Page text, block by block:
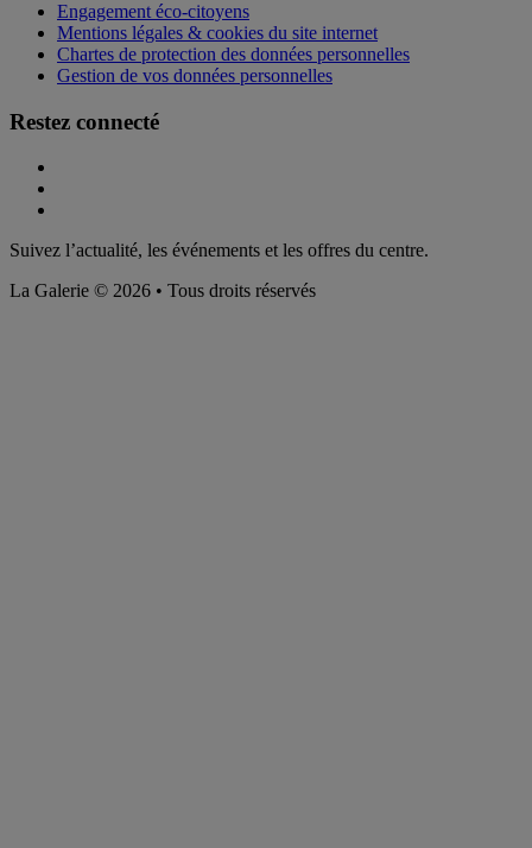
Engagement éco-citoyens
Mentions légales & cookies du site internet
Chartes de protection des données personnelles
Gestion de vos données personnelles
Restez connecté
Suivez l’actualité, les événements et les offres du centre.
La Galerie © 2026 • Tous droits réservés